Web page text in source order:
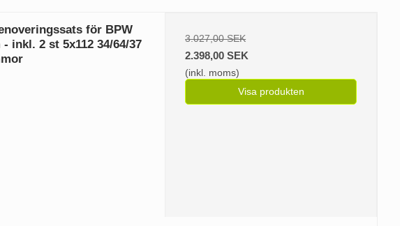
för BPW
- inkl. 2 st 5x112 34/64/37
3.027,00 SEK
2.398,00 SEK
(inkl. moms)
Visa produkten